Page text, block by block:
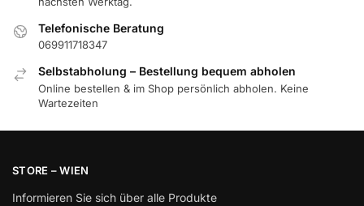
Telefonische Beratung
069911718347
Selbstabholung – Bestellung bequem abholen
Online bestellen & im Shop persönlich abholen. Keine
Wartezeiten
STORE – WIEN
Informieren Sie sich über alle Produkte